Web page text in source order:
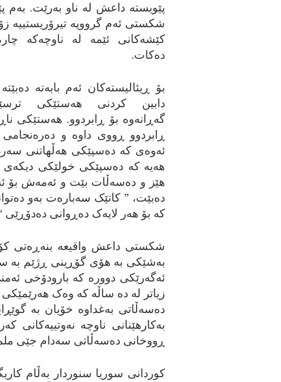
پێویسته‌ داعش له‌ ناو به‌رێت. به‌م
شکستی ئه‌م گرووپه‌ تیرۆریستییه‌
کێشه‌کانی ئێمه‌ له‌ ناوچه‌که‌
ده‌کات.
بۆ ڕیئالیسته‌کان ئه‌م بابه‌ته‌
دابین کردنی هه‌ستێکی
گه‌ڕانه‌وه‌ بۆ ڕابردوو. هه‌ستێکی
ڕابردوو ڕووی داوه‌ و
ئه‌وه‌ی که‌ ده‌سپێکی هه‌ڵهاتنی
هه‌یه‌ که‌ ده‌سپێکی خولێکی دیکه‌ی
هێز و ده‌سه‌ڵات بێت و ئه‌مه‌ش بۆ
ده‌بێت، ” کاتێک سه‌باره‌ت به‌و
که‌ بۆ هه‌ر لایه‌ک ده‌ڕوانی ده‌دۆڕێی
شکستی داعش واقیعه‌ بنه‌ڕه‌تی
به‌شێکی به‌ هۆی گۆڕینی ڕژێم به‌
ئه‌گه‌رێکی دووره‌ که‌ بارودۆخی
زیاتر له‌ ده‌ ساڵه‌ که‌ وه‌ک
ده‌سه‌ڵاتی به‌غداوه‌ خۆیان به‌
ڕووخانی ده‌سه‌ڵاتی سه‌دام جێی
کوردانی سوریا سنوردار به‌ڵام